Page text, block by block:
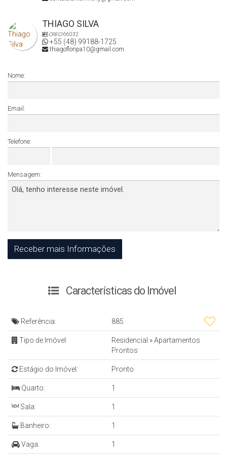
THIAGO SILVA
CRECI66032
+55 (48) 99188-1725
thiagofloripa10@gmail.com
Nome:
Email:
Telefone:
Mensagem:
Características do Imóvel
Referência: 885
Tipo de Imóvel: Residencial »Apartamentos
Prontos
Estágio do Imóvel: Pronto
Quarto: 1
Sala: 1
Banheiro: 1
Vaga: 1